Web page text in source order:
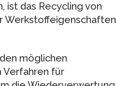
ist das Recycling von
Werkstoffeigenschaften
möglichen
Verfahren für